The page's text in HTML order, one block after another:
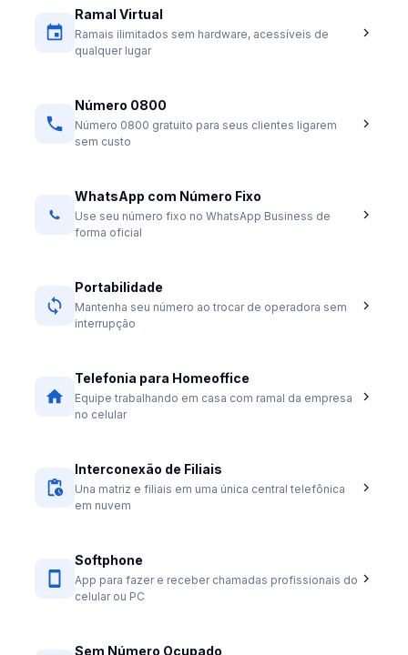
Ramal Virtual
Ramais ilimitados sem hardware, acessíveis de
qualquer lugar
Número 0800
Número 0800 gratuito para seus clientes ligarem
sem custo
WhatsApp com Número Fixo
Use seu número fixo no WhatsApp Business de
forma oficial
Portabilidade
Mantenha seu número ao trocar de operadora sem
interrupção
Telefonia para Homeoffice
Equipe trabalhando em casa com ramal da empresa
no celular
Interconexão de Filiais
Una matriz e filiais em uma única central telefônica
em nuvem
Softphone
App para fazer e receber chamadas profissionais do
celular ou PC
Sem Número Ocupado